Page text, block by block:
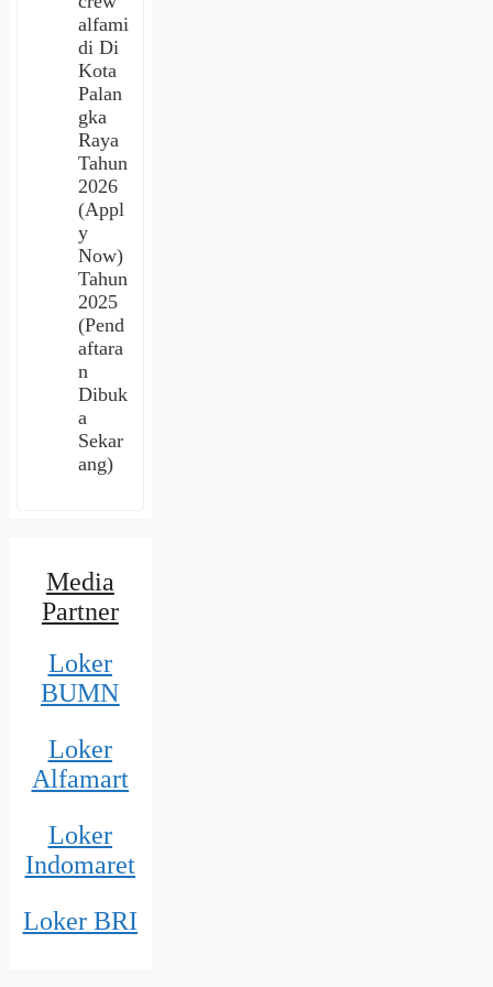
alfami
di Di
Kota
Palan
gka
Raya
Tahun
2026
(Appl
y
Now)
Tahun
2025
(Pend
aftara
n
Dibuk
a
Sekar
ang)
Media
Partner
Loker
BUMN
Loker
Alfamart
Loker
Indomaret
Loker BRI